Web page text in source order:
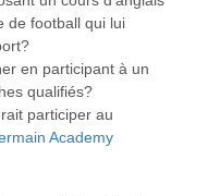
de football qui lui
en participant à un
qualifiés?
participer au
Academy